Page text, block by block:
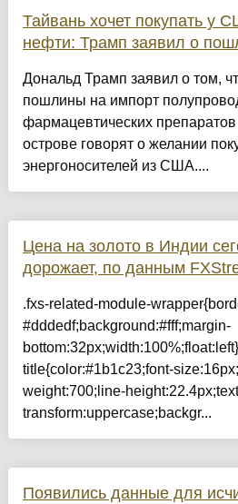
Тайвань хочет покупать у
нефти: Трамп заявил о
Дональд Трамп заявил о том,
пошлины на импорт
фармацевтических
острове говорят о желании
энергоносителей из США....
Цена на золото в Индии
дорожает, по данным
.fxs-related-module-
#dddedf;background:#fff;margin-
title{color:#1b1c23;font-
weight:700;line-
transform:uppercase;backgr...
Появились данные для